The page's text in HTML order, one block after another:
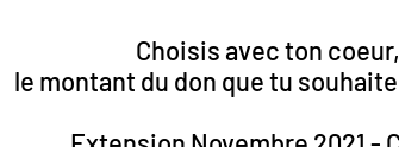
Choisis avec ton coeur,
le montant du don que tu